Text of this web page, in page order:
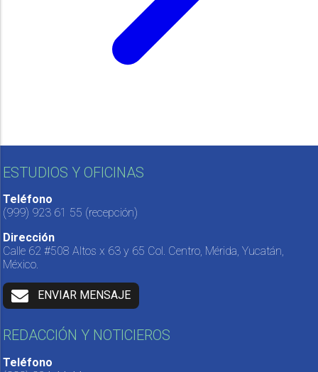
ESTUDIOS Y OFICINAS
Teléfono
(999) 923 61 55 (recepción)
Dirección
Calle 62 #508 Altos x 63 y 65 Col. Centro, Mérida, Yucatán,
México.
ENVIAR MENSAJE
REDACCIÓN Y NOTICIEROS
Teléfono